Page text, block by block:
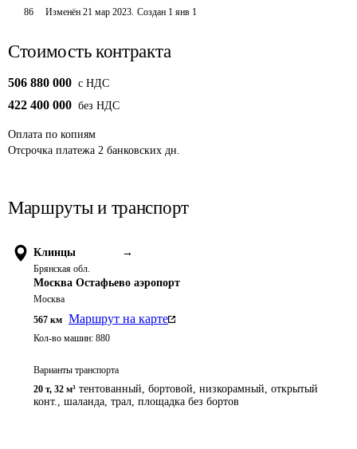
86 Изменён21 мар 2023. Создан 1 янв 1
Стоимость контракта
506 880 000 c НДС
422 400 000 без НДС
Оплата по копиям
Отсрочка платежа 2 банковских дн.
Маршруты и транспорт
Клинцы →
Брянская обл.
Москва Остафьево аэропорт
Москва
567 км Маршрут на карте
Кол-во машин: 880
Варианты транспорта
20 т, 32 м³ тентованный, бортовой, низкорамный, открытый
конт., шаланда, трал, площадка без бортов